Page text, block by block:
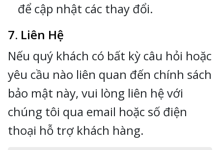
để cập nhật các thay đổi.
7. Liên Hệ
Nếu quý khách có bất kỳ câu hỏi hoặc
yêu cầu nào liên quan đến chính sách
bảo mật này, vui lòng liên hệ với
chúng tôi qua email hoặc số điện
thoại hỗ trợ khách hàng.